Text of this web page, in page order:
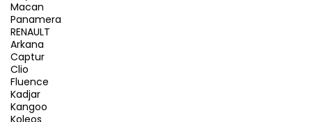
Macan
Panamera
RENAULT
Arkana
Captur
Clio
Fluence
Kadjar
Kangoo